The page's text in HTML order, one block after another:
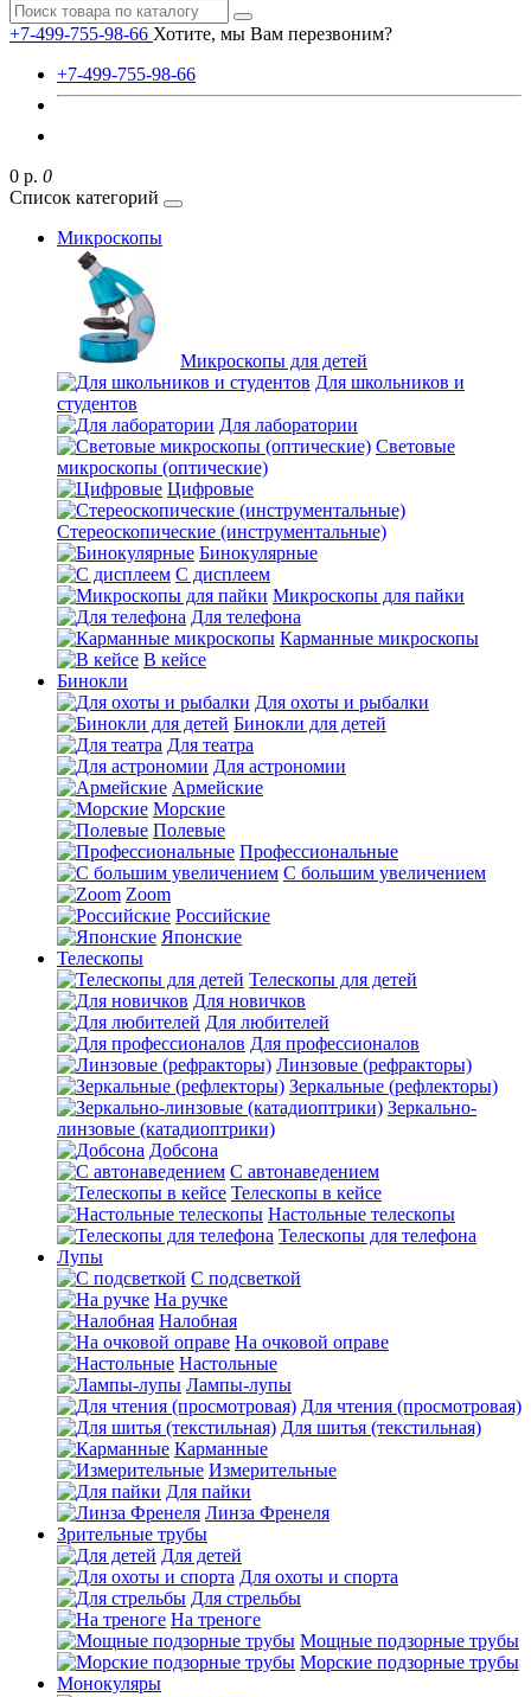
+7-499-755-98-66 Хотите, мы Вам перезвоним?
+7-499-755-98-66
0 р. 0
Список категорий
Микроскопы
Микроскопы для детей
Для школьников и
студентов
Для лаборатории
Световые
микроскопы (оптические)
Цифровые
Стереоскопические (инструментальные)
Бинокулярные
С дисплеем
Микроскопы для пайки
Для телефона
Карманные микроскопы
В кейсе
Бинокли
Для охоты и рыбалки
Бинокли для детей
Для театра
Для астрономии
Армейские
Морские
Полевые
Профессиональные
С большим увеличением
Zoom
Российские
Японские
Телескопы
Телескопы для детей
Для новичков
Для любителей
Для профессионалов
Линзовые (рефракторы)
Зеркальные (рефлекторы)
Зеркально-
линзовые (катадиоптрики)
Добсона
С автонаведением
Телескопы в кейсе
Настольные телескопы
Телескопы для телефона
Лупы
С подсветкой
На ручке
Налобная
На очковой оправе
Настольные
Лампы-лупы
Для чтения (просмотровая)
Для шитья (текстильная)
Карманные
Измерительные
Для пайки
Линза Френеля
Зрительные трубы
Для детей
Для охоты и спорта
Для стрельбы
На треноге
Мощные подзорные трубы
Морские подзорные трубы
Монокуляры